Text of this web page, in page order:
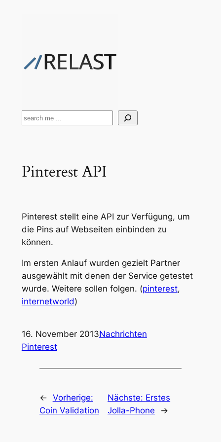
Suchen
Pinterest API
Pinterest stellt eine API zur Verfügung, um
die Pins auf Webseiten einbinden zu
können.
Im ersten Anlauf wurden gezielt Partner
ausgewählt mit denen der Service getestet
wurde. Weitere sollen folgen. (pinterest,
internetworld)
16. November 2013Nachrichten
Pinterest
← Vorherige:
Coin Validation
Nächste: Erstes
Jolla-Phone
→